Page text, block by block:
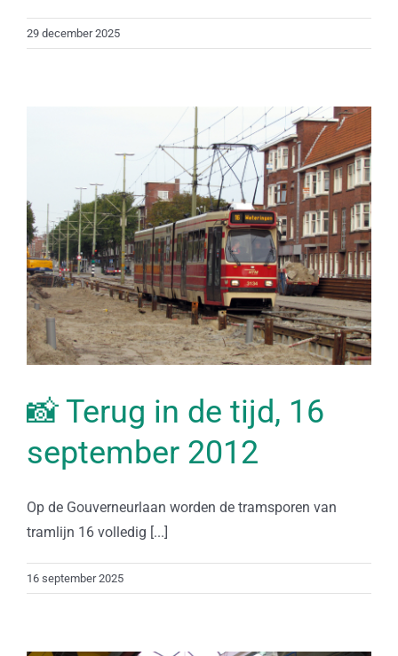
29 december 2025
📸 Terug in de tijd, 16
september 2012
Op de Gouverneurlaan worden de tramsporen van
tramlijn 16 volledig [...]
16 september 2025